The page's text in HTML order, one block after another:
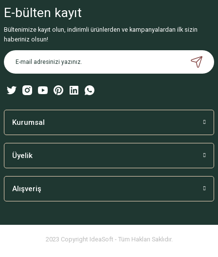
Görüş ve önerileriniz için teşekkür ederiz.
Ürün resmi kalitesiz, bozuk veya görüntülenemiyor.
Ürün açıklamasında eksik bilgiler bulunuyor.
Ürün bilgilerinde hatalar bulunuyor.
Bu ürüne benzer farklı alternatifler olmalı.
E-bülten kayıt
Bültenimize kayıt olun, indirimli ürünlerden ve kampanyalardan ilk sizin
haberiniz olsun!
Kurumsal
Üyelik
Alışveriş
2023 Copyright IdeaSoft - Tüm Hakları Saklıdır.